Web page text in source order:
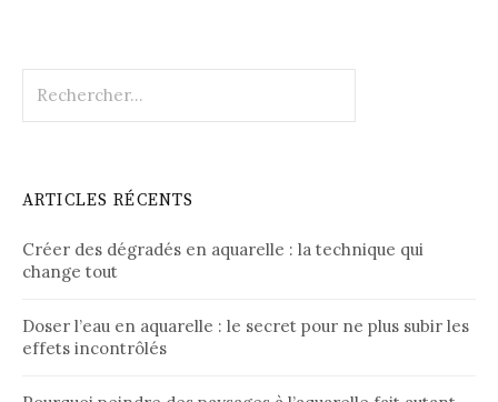
ARTICLES RÉCENTS
Créer des dégradés en aquarelle : la technique qui
change tout
Doser l’eau en aquarelle : le secret pour ne plus subir les
effets incontrôlés